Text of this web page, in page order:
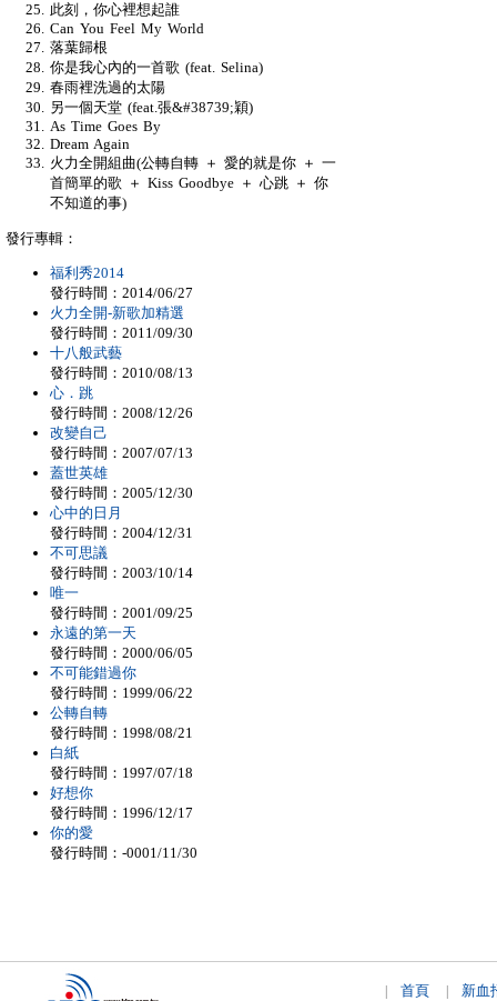
此刻，你心裡想起誰
Can You Feel My World
落葉歸根
你是我心內的一首歌 (feat. Selina)
春雨裡洗過的太陽
另一個天堂 (feat.張&#38739;穎)
As Time Goes By
Dream Again
火力全開組曲(公轉自轉 ＋ 愛的就是你 ＋ 一
首簡單的歌 ＋ Kiss Goodbye ＋ 心跳 ＋ 你
不知道的事)
發行專輯：
福利秀2014
發行時間：2014/06/27
火力全開-新歌加精選
發行時間：2011/09/30
十八般武藝
發行時間：2010/08/13
心．跳
發行時間：2008/12/26
改變自己
發行時間：2007/07/13
蓋世英雄
發行時間：2005/12/30
心中的日月
發行時間：2004/12/31
不可思議
發行時間：2003/10/14
唯一
發行時間：2001/09/25
永遠的第一天
發行時間：2000/06/05
不可能錯過你
發行時間：1999/06/22
公轉自轉
發行時間：1998/08/21
白紙
發行時間：1997/07/18
好想你
發行時間：1996/12/17
你的愛
發行時間：-0001/11/30
首頁 新血